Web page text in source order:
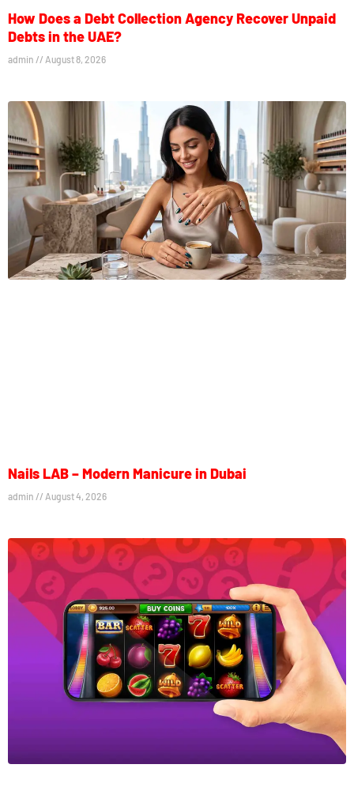
How Does a Debt Collection Agency Recover Unpaid
Debts in the UAE?
admin August 8, 2026
Nails LAB – Modern Manicure in Dubai
admin August 4, 2026